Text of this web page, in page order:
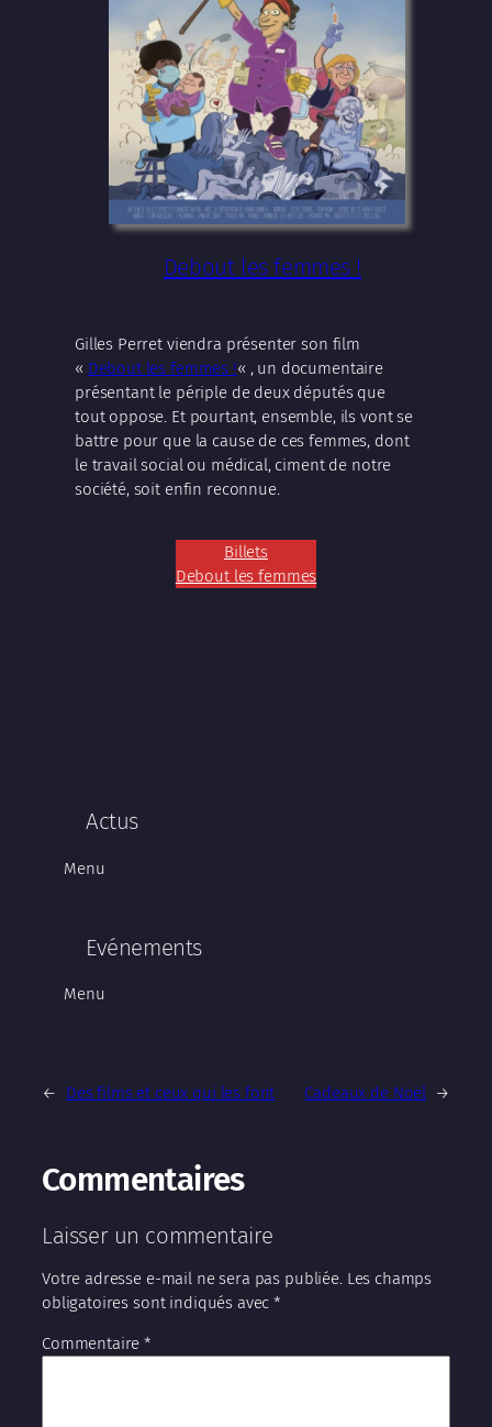
Debout les femmes !
Gilles Perret viendra présenter son film
« Debout les femmes !« , un documentaire
présentant le périple de deux députés que
tout oppose. Et pourtant, ensemble, ils vont se
battre pour que la cause de ces femmes, dont
le travail social ou médical, ciment de notre
société, soit enfin reconnue.
Billets
Debout les femmes
Actus
Menu
Evénements
Menu
← Des films et ceux qui les font Cadeaux de Noël →
Commentaires
Laisser un commentaire
Votre adresse e-mail ne sera pas publiée. Les champs
obligatoires sont indiqués avec*
Commentaire*